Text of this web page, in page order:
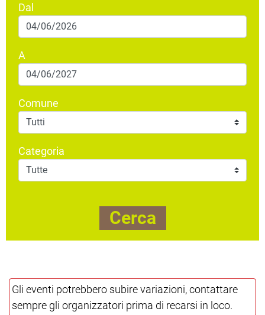
Dal
A
Comune
Categoria
Cerca
Gli eventi potrebbero subire variazioni, contattare
sempre gli organizzatori prima di recarsi in loco.